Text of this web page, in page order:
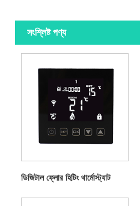
সংশ্লিষ্ট পণ্য
ডিজিটাল ফ্লোর হিটিং থার্মোস্ট্যাট